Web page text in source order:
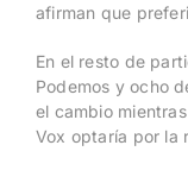
afirman que
En el resto de
Podemos y ocho
el cambio
Vox optaría por la